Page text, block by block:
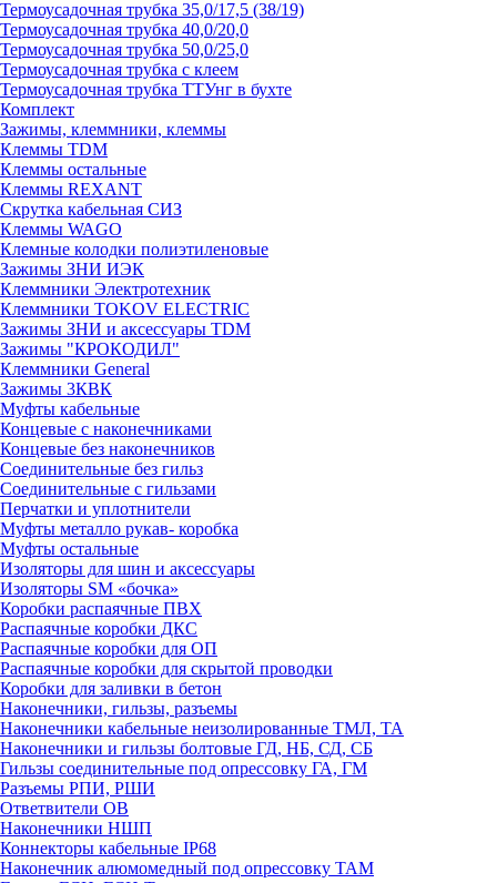
Термоусадочная трубка 35,0/17,5 (38/19)
Термоусадочная трубка 40,0/20,0
Термоусадочная трубка 50,0/25,0
Термоусадочная трубка с клеем
Термоусадочная трубка ТТУнг в бухте
Комплект
Зажимы, клеммники, клеммы
Клеммы TDM
Клеммы остальные
Клеммы REXANT
Скрутка кабельная СИЗ
Клеммы WAGO
Клемные колодки полиэтиленовые
Зажимы ЗНИ ИЭК
Клеммники Электротехник
Клеммники TOKOV ELECTRIC
Зажимы ЗНИ и аксессуары TDM
Зажимы "КРОКОДИЛ"
Клеммники General
Зажимы 3КВК
Муфты кабельные
Концевые с наконечниками
Концевые без наконечников
Соединительные без гильз
Соединительные с гильзами
Перчатки и уплотнители
Муфты металло рукав- коробка
Муфты остальные
Изоляторы для шин и аксессуары
Изоляторы SM «бочка»
Коробки распаячные ПВХ
Распаячные коробки ДКС
Распаячные коробки для ОП
Распаячные коробки для скрытой проводки
Коробки для заливки в бетон
Наконечники, гильзы, разъемы
Наконечники кабельные неизолированные ТМЛ, ТА
Наконечники и гильзы болтовые ГД, НБ, СД, СБ
Гильзы соединительные под опрессовку ГА, ГМ
Разъемы РПИ, РШИ
Ответвители ОВ
Наконечники НШП
Коннекторы кабельные IP68
Наконечник алюмомедный под опрессовку ТАМ